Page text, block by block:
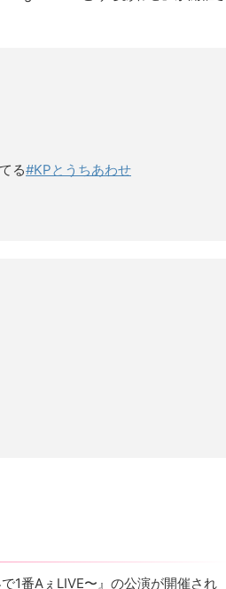
る#KPとうちあわせ
1番AぇLIVE〜』の公演が開催され